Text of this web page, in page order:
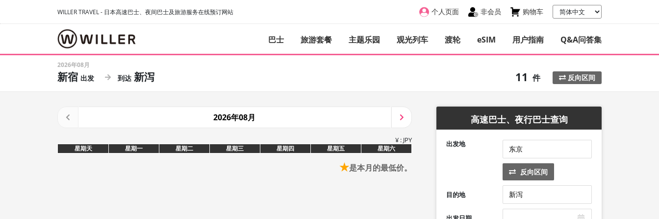
WILLER TRAVEL - 日本高速巴士、夜间巴士及旅游服务在线预订网站 个人页面 非会员 购物车
巴士 旅游套餐 主题乐园 观光列车 渡轮 eSIM 用户指南 Q&A问答集
2026年08月
新宿 新泻 11 件 反向区间
2026年08月
¥ : JPY
星期天 星期一 星期二 星期三 星期四 星期五 星期六
★是本月的最低价。
高速巴士、夜行巴士查询
出发地
反向区间
目的地